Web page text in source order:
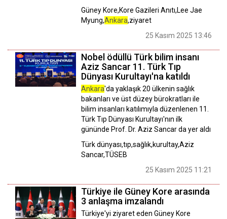
Güney Kore,Kore Gazileri Anıtı,Lee Jae
Myung,Ankara,ziyaret
25 Kasım 2025 13:46
Nobel ödüllü Türk bilim insanı
Aziz Sancar 11. Türk Tıp
Dünyası Kurultayı'na katıldı
Ankara'da yaklaşık 20 ülkenin sağlık
bakanları ve üst düzey bürokratları ile
bilim insanları katılımıyla düzenlenen 11.
Türk Tıp Dünyası Kurultayı'nın ilk
gününde Prof. Dr. Aziz Sancar da yer aldı
Türk dünyası,tıp,sağlık,kurultay,Aziz
Sancar,TÜSEB
25 Kasım 2025 11:21
Türkiye ile Güney Kore arasında
3 anlaşma imzalandı
Türkiye'yi ziyaret eden Güney Kore